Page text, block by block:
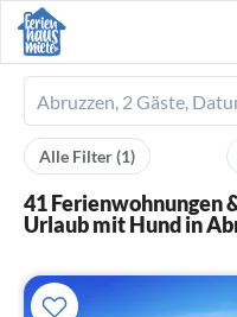
Ferienhausmiete
logo
Alle Filter(1)
41 Ferienwohnungen
Urlaub mit Hund in